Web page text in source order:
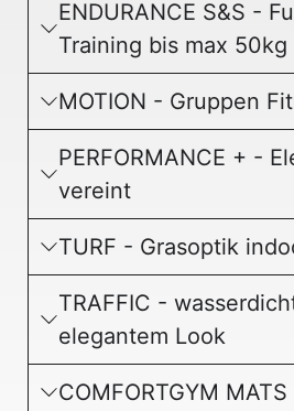
ENDURANCE S&S -
Training bis max 50kg
MOTION - Gruppen
PERFORMANCE + -
vereint
TURF - Grasoptik
TRAFFIC -
elegantem Look
COMFORTGYM